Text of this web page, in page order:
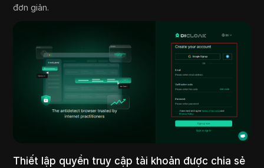
đơn giản.
Thiết lập quyền truy cập tài khoản được chia sẻ